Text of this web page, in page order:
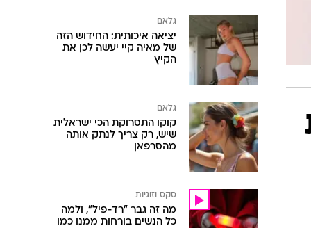
גלאם
יציאה איכותית: החידוש הזה
של מאיה קיי יעשה לכן את
הקיץ
גלאם
קוקו התסרוקת הכי ישראלית
שיש, רק צריך לנתק אותה
מהסרפאן
סקס וזוגיות
מה זה גבר "רד-פיל", ולמה
כל הנשים בורחות ממנו כמו